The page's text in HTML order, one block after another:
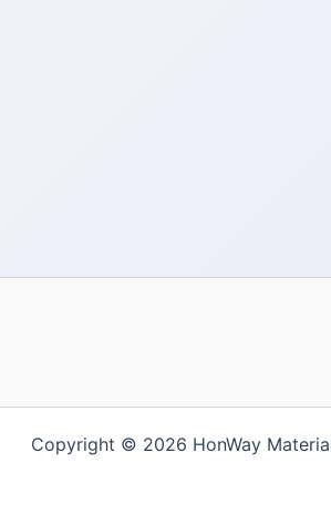
Copyright © 2026 HonWay